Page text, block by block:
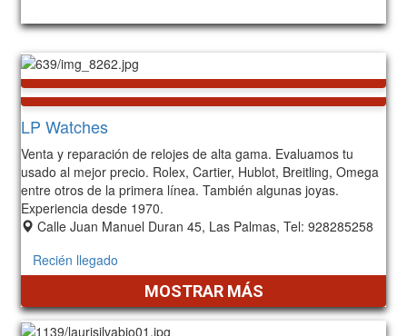
LP Watches
Venta y reparación de relojes de alta gama. Evaluamos tu
usado al mejor precio. Rolex, Cartier, Hublot, Breitling, Omega
entre otros de la primera línea. También algunas joyas.
Experiencia desde 1970.
Calle Juan Manuel Duran 45, Las Palmas, Tel: 928285258
Recién llegado
MOSTRAR MÁS